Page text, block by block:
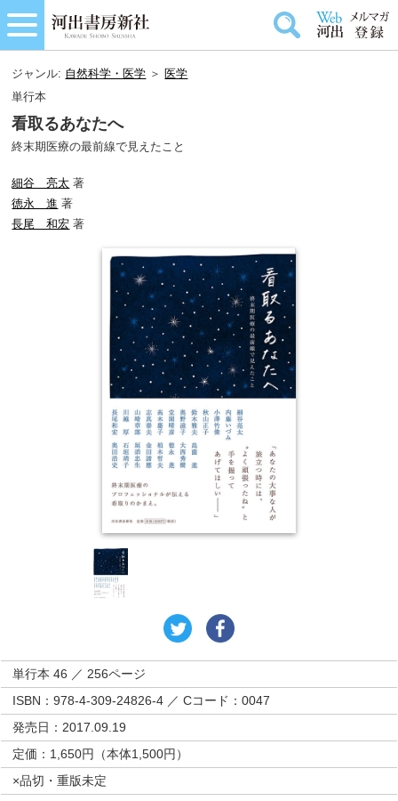
ジャンル: 自然科学・医学 ＞ 医学
単行本
看取るあなたへ
終末期医療の最前線で見えたこと
細谷 亮太 著
徳永 進 著
長尾 和宏 著
単行本 46 ／ 256ページ
ISBN：978-4-309-24826-4 ／ Cコード：0047
発売日：2017.09.19
定価：1,650円（本体1,500円）
×品切・重版未定